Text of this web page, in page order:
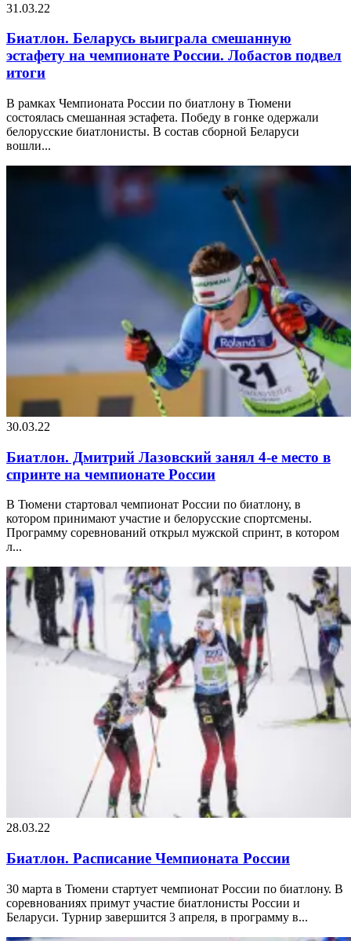
31.03.22
Биатлон. Беларусь выиграла смешанную
эстафету на чемпионате России. Лобастов подвел
итоги
В рамках Чемпионата России по биатлону в Тюмени
состоялась смешанная эстафета. Победу в гонке одержали
белорусские биатлонисты. В состав сборной Беларуси
вошли...
30.03.22
Биатлон. Дмитрий Лазовский занял 4-е место в
спринте на чемпионате России
В Тюмени стартовал чемпионат России по биатлону, в
котором принимают участие и белорусские спортсмены.
Программу соревнований открыл мужской спринт, в котором
л...
28.03.22
Биатлон. Расписание Чемпионата России
30 марта в Тюмени стартует чемпионат России по биатлону. В
соревнованиях примут участие биатлонисты России и
Беларуси. Турнир завершится 3 апреля, в программу в...